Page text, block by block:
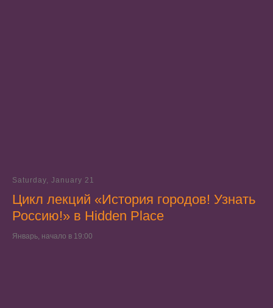
Saturday, January 21
Цикл лекций «История городов! Узнать
Россию!» в Hidden Place
Январь, начало в 19:00